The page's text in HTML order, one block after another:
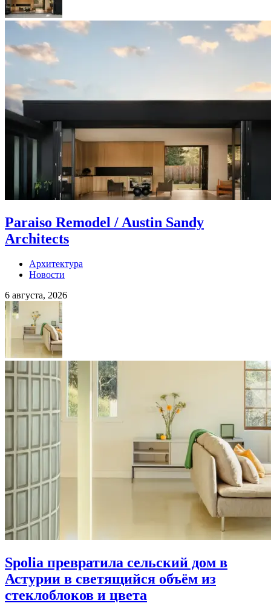
Paraiso Remodel / Austin Sandy
Architects
Архитектура
Новости
6 августа, 2026
Spolia превратила сельский дом в
Астурии в светящийся объём из
стеклоблоков и цвета